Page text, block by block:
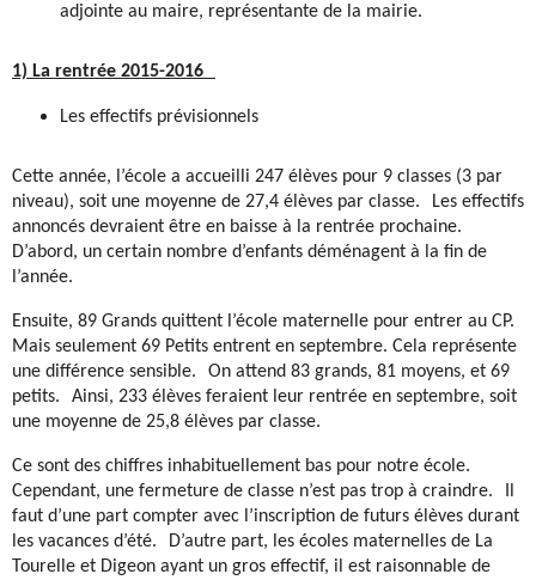
adjointe au maire, représentante de la mairie.
1) La rentrée 2015-2016
Les effectifs prévisionnels
Cette année, l’école a accueilli 247 élèves pour 9 classes (3 par
niveau), soit une moyenne de 27,4 élèves par classe. Les effectifs
annoncés devraient être en baisse à la rentrée prochaine.
D’abord, un certain nombre d’enfants déménagent à la fin de
l’année.
Ensuite, 89 Grands quittent l’école maternelle pour entrer au CP.
Mais seulement 69 Petits entrent en septembre. Cela représente
une différence sensible. On attend 83 grands, 81 moyens, et 69
petits. Ainsi, 233 élèves feraient leur rentrée en septembre, soit
une moyenne de 25,8 élèves par classe.
Ce sont des chiffres inhabituellement bas pour notre école.
Cependant, une fermeture de classe n’est pas trop à craindre. Il
faut d’une part compter avec l’inscription de futurs élèves durant
les vacances d’été. D’autre part, les écoles maternelles de La
Tourelle et Digeon ayant un gros effectif, il est raisonnable de